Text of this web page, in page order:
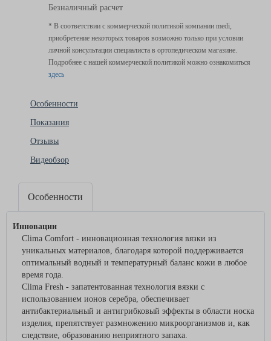
Безналичный расчет
* В соответствии с коммерческой политикой компании medi,
приобретение некоторых товаров возможно только при условии
личной консультации специалиста в ортопедическом магазине.
Подробнее с нашей коммерческой политикой можно ознакомиться
здесь
Особенности
Показания
Отзывы
Видеобзор
Особенности
Инновации
Clima Comfort - инновационная технология вязки из
уникальных материалов, благодаря которой поддерживается
оптимальный водный и температурный баланс кожи в любое
время года.
Clima Fresh - запатентованная технология вязки с
использованием ионов серебра, обеспечивает
антибактериальный и антигрибковый эффекты в области носка
изделия, препятствует размножению микроорганизмов и, как
следствие, образованию неприятного запаха.